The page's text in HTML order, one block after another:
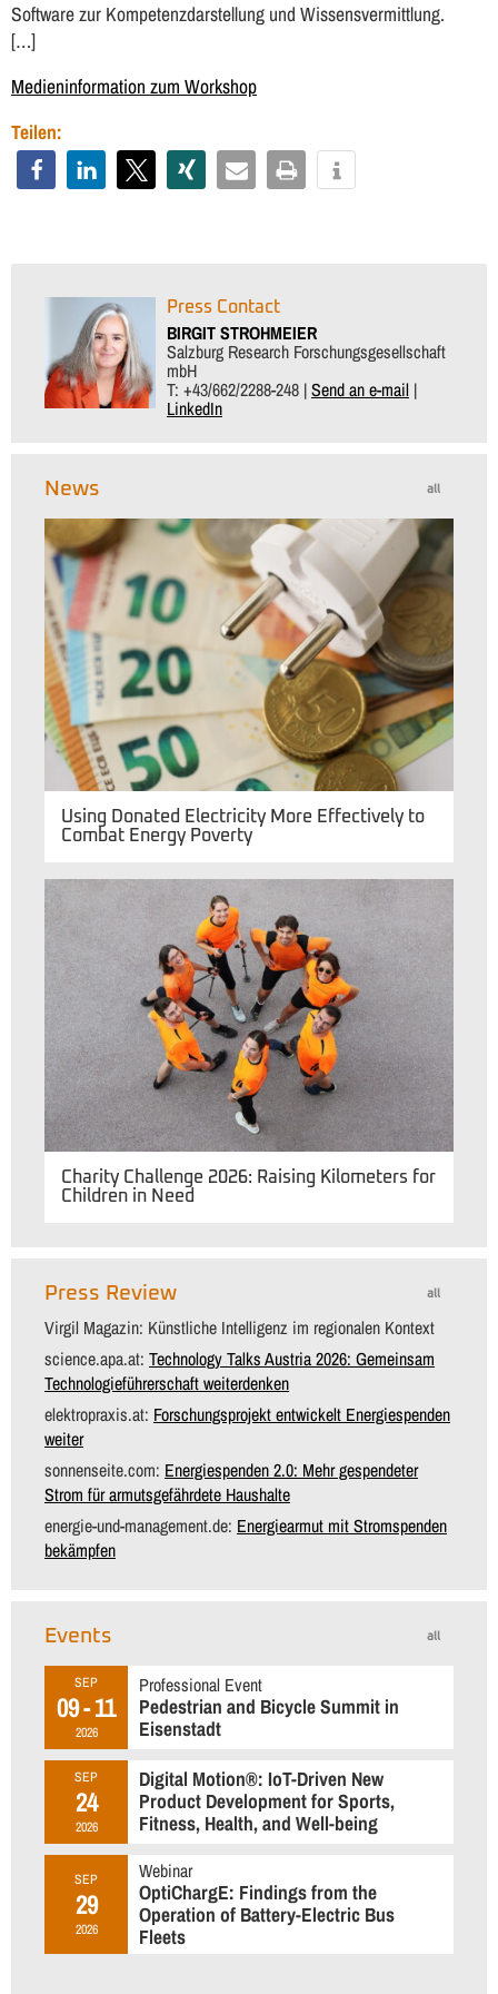
Software zur Kompetenzdarstellung und Wissensvermittlung.
[…]
Medieninformation zum Workshop
Teilen:
Press Contact
BIRGIT STROHMEIER
Salzburg Research Forschungsgesellschaft
mbH
T: +43/662/2288-248 |Send an e-mail |
LinkedIn
all
News
Using Donated Electricity More Effectively to
Combat Energy Poverty
Charity Challenge 2026: Raising Kilometers for
Children in Need
all
Press Review
Virgil Magazin: Künstliche Intelligenz im regionalen Kontext
science.apa.at: Technology Talks Austria 2026: Gemeinsam
Technologieführerschaft weiterdenken
elektropraxis.at: Forschungsprojekt entwickelt Energiespenden
weiter
sonnenseite.com: Energiespenden 2.0: Mehr gespendeter
Strom für armutsgefährdete Haushalte
energie-und-management.de: Energiearmut mit Stromspenden
bekämpfen
all
Events
SEP
09 - 11
2026
Professional Event
Pedestrian and Bicycle Summit in
Eisenstadt
SEP
24
2026
Digital Motion®: IoT-Driven New
Product Development for Sports,
Fitness, Health, and Well-being
SEP
29
2026
Webinar
OptiChargE: Findings from the
Operation of Battery-Electric Bus
Fleets